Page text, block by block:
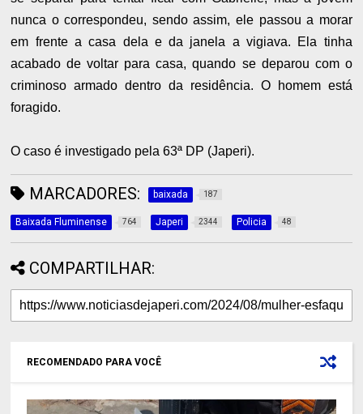
nunca o correspondeu, sendo assim, ele passou a morar
em frente a casa dela e da janela a vigiava. Ela tinha
acabado de voltar para casa, quando se deparou com o
criminoso armado dentro da residência. O homem está
foragido.
O caso é investigado pela 63ª DP (Japeri).
MARCADORES: baixada 187
Baixada Fluminense 764 Japeri 2344 Policia 48
COMPARTILHAR:
RECOMENDADO PARA VOCÊ